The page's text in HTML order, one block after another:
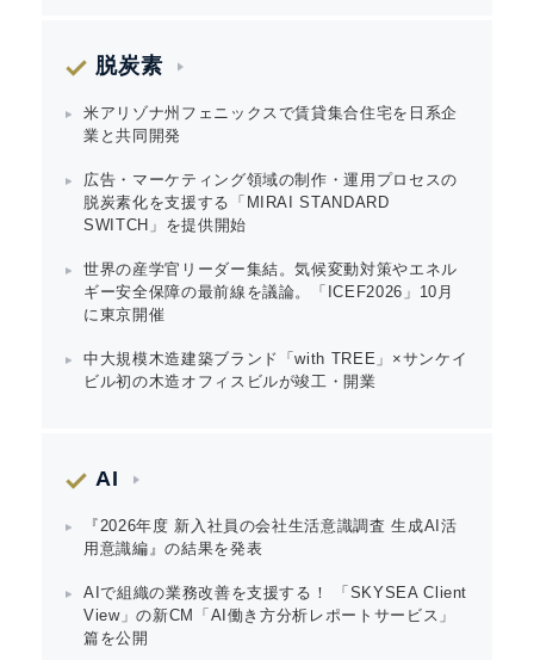
脱炭素
米アリゾナ州フェニックスで賃貸集合住宅を日系企
業と共同開発
広告・マーケティング領域の制作・運用プロセスの
脱炭素化を支援する「MIRAI STANDARD
SWITCH」を提供開始
世界の産学官リーダー集結。気候変動対策やエネル
ギー安全保障の最前線を議論。「ICEF2026」10月
に東京開催
中大規模木造建築ブランド「with TREE」×サンケイ
ビル初の木造オフィスビルが竣工・開業
AI
『2026年度 新入社員の会社生活意識調査 生成AI活
用意識編』の結果を発表
AIで組織の業務改善を支援する！ 「SKYSEA Client
View」の新CM「AI働き方分析レポートサービス」
篇を公開